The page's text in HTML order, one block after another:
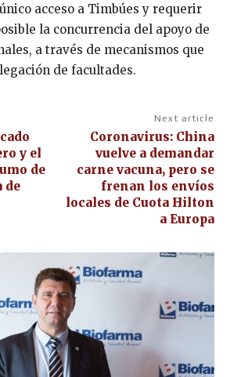
acceso a Timbúes y requerir
la concurrencia del apoyo de
a través de mecanismos que
de facultades.
y el
de
de
Next article
Coronavirus: China
vuelve a demandar
carne vacuna, pero se
frenan los envíos
locales de Cuota Hilton
a Europa